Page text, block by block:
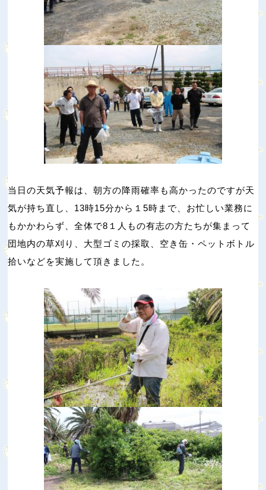
当日の天気予報は、朝方の降雨確率も高かったのですが天
気が持ち直し、13時15分から１5時まで、お忙しい業務に
もかかわらず、全体で8１人もの有志の方たちが集まって
団地内の草刈り、大型ゴミの採取、空き缶・ペットボトル
拾いなどを実施して頂きました。